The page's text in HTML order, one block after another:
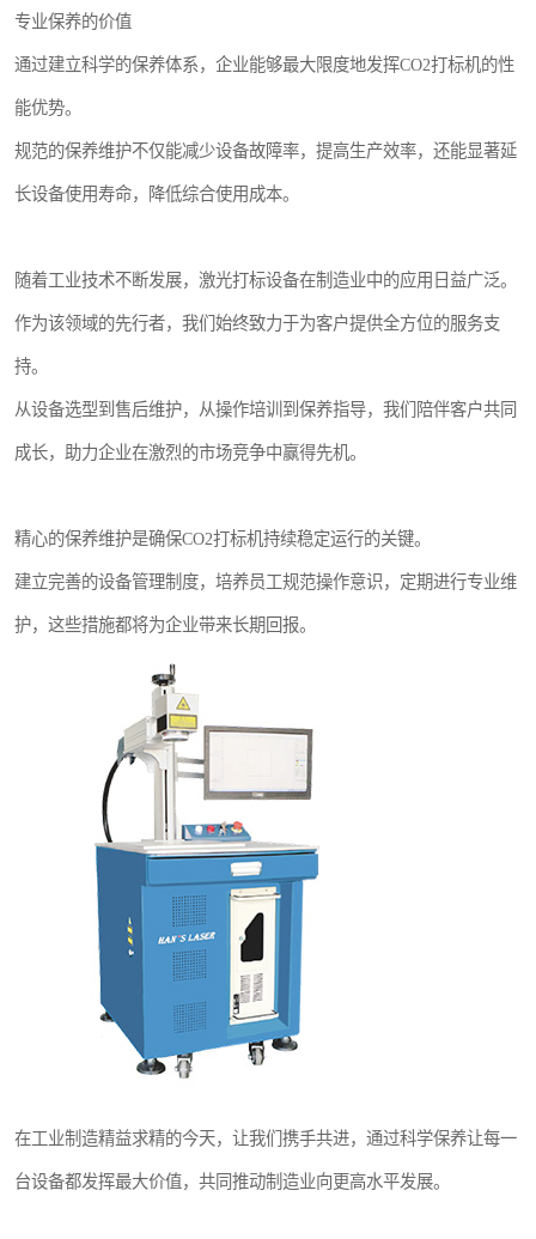
专业保养的价值
通过建立科学的保养体系，企业能够最大限度地发挥CO2打标机的性
能优势。
规范的保养维护不仅能减少设备故障率，提高生产效率，还能显著延
长设备使用寿命，降低综合使用成本。
随着工业技术不断发展，激光打标设备在制造业中的应用日益广泛。
作为该领域的先行者，我们始终致力于为客户提供全方位的服务支
持。
从设备选型到售后维护，从操作培训到保养指导，我们陪伴客户共同
成长，助力企业在激烈的市场竞争中赢得先机。
精心的保养维护是确保CO2打标机持续稳定运行的关键。
建立完善的设备管理制度，培养员工规范操作意识，定期进行专业维
护，这些措施都将为企业带来长期回报。
在工业制造精益求精的今天，让我们携手共进，通过科学保养让每一
台设备都发挥最大价值，共同推动制造业向更高水平发展。